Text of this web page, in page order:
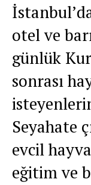
otel ve
günlük
sonrası
Seyahate
evcil
eğitim ve